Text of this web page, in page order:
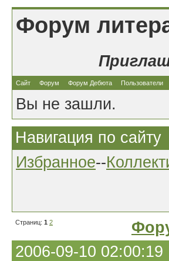
Форум
Сайт Форум Форум Дебюта Пользователи
Вы не зашли.
Навигация по сайту
Избранное--
Страниц: 1 2
2006-09-10 02:00:19